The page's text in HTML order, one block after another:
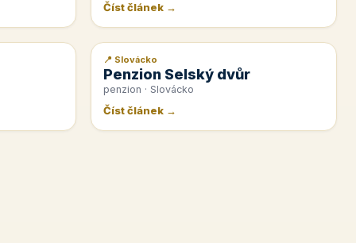
Číst článek →
📰 PR článek
📍 Slovácko
Penzion Selský dvůr
penzion · Slovácko
Číst článek →